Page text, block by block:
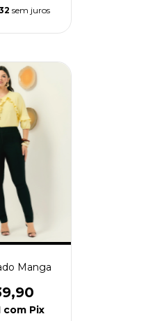
sem juros
Manga
com Pix